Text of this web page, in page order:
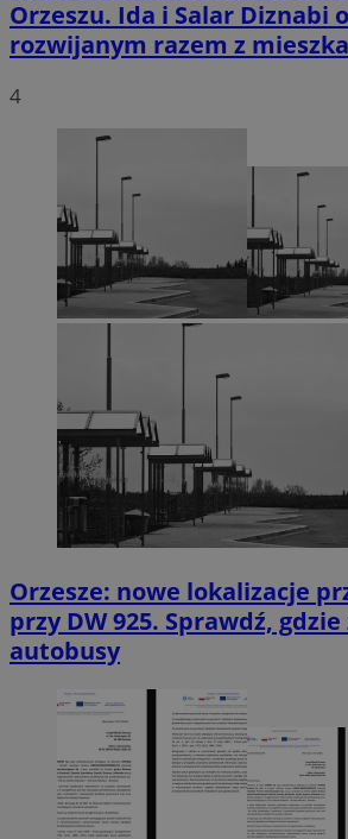
Orzeszu. Ida i Salar Diznabi
rozwijanym razem z
4
Orzesze: nowe lokalizacje
przy DW 925. Sprawdź,
autobusy